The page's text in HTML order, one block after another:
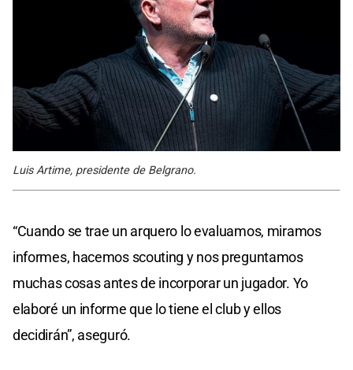
Luis Artime, presidente de Belgrano.
“Cuando se trae un arquero lo evaluamos, miramos
informes, hacemos scouting y nos preguntamos
muchas cosas antes de incorporar un jugador. Yo
elaboré un informe que lo tiene el club y ellos
decidirán”, aseguró.